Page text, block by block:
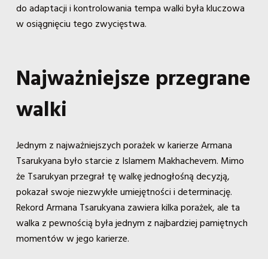
do adaptacji i kontrolowania tempa walki była kluczowa
w osiągnięciu tego zwycięstwa.
Najważniejsze przegrane
walki
Jednym z najważniejszych porażek w karierze Armana
Tsarukyana było starcie z Islamem Makhachevem. Mimo
że Tsarukyan przegrał tę walkę jednogłośną decyzją,
pokazał swoje niezwykłe umiejętności i determinację.
Rekord Armana Tsarukyana zawiera kilka porażek, ale ta
walka z pewnością była jednym z najbardziej pamiętnych
momentów w jego karierze.